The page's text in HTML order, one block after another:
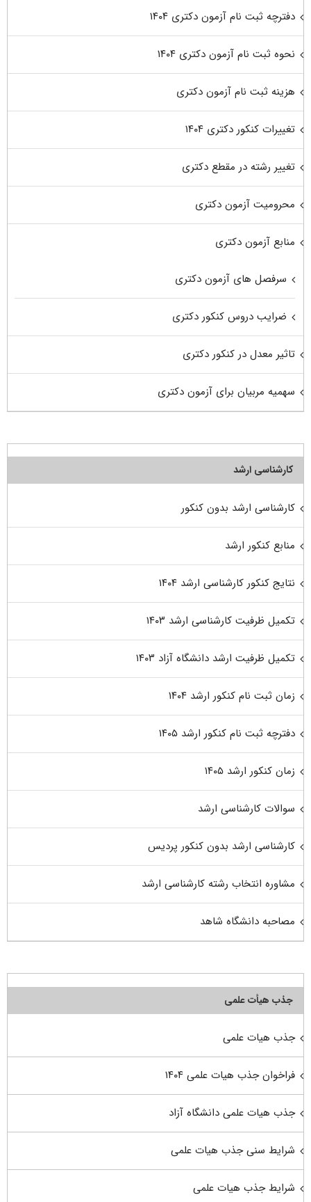
دفترچه ثبت نام آزمون دکتری ۱۴۰۴
نحوه ثبت نام آزمون دکتری ۱۴۰۴
هزینه ثبت نام آزمون دکتری
تغییرات کنکور دکتری ۱۴۰۴
تغییر رشته در مقطع دکتری
محرومیت آزمون دکتری
منابع آزمون دکتری
سرفصل های آزمون دکتری
ضرایب دروس کنکور دکتری
تاثیر معدل در کنکور دکتری
سهمیه مربیان برای آزمون دکتری
کارشناسی ارشد
کارشناسی ارشد بدون کنکور
منابع کنکور ارشد
نتایج کنکور کارشناسی ارشد ۱۴۰۴
تکمیل ظرفیت کارشناسی ارشد ۱۴۰۳
تکمیل ظرفیت ارشد دانشگاه آزاد ۱۴۰۳
زمان ثبت نام کنکور ارشد ۱۴۰۴
دفترچه ثبت نام کنکور ارشد ۱۴۰۵
زمان کنکور ارشد ۱۴۰۵
سوالات کارشناسی ارشد
کارشناسی ارشد بدون کنکور پردیس
مشاوره انتخاب رشته کارشناسی ارشد
مصاحبه دانشگاه شاهد
جذب هیأت علمی
جذب هیات علمی
فراخوان جذب هیات علمی ۱۴۰۴
جذب هیات علمی دانشگاه آزاد
شرایط سنی جذب هیات علمی
شرایط جذب هیات علمی